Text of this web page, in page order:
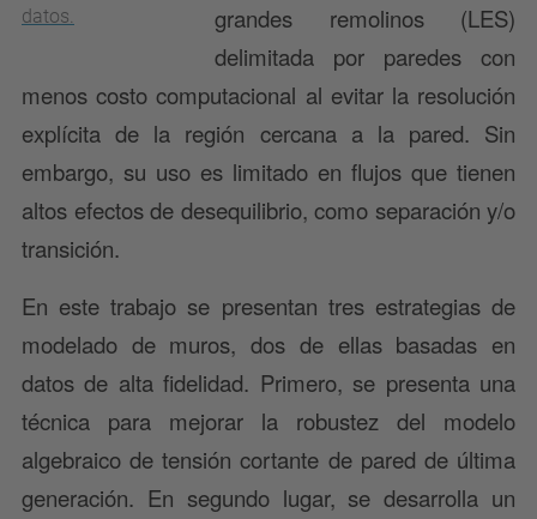
datos.
grandes remolinos (LES)
delimitada por paredes con
menos costo computacional al evitar la resolución
explícita de la región cercana a la pared. Sin
embargo, su uso es limitado en flujos que tienen
altos efectos de desequilibrio, como separación y/o
transición.
En este trabajo se presentan tres estrategias de
modelado de muros, dos de ellas basadas en
datos de alta fidelidad. Primero, se presenta una
técnica para mejorar la robustez del modelo
algebraico de tensión cortante de pared de última
generación. En segundo lugar, se desarrolla un